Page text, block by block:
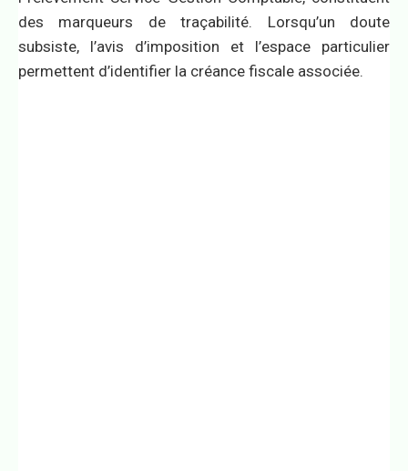
des marqueurs de traçabilité. Lorsqu’un doute
subsiste, l’avis d’imposition et l’espace particulier
permettent d’identifier la créance fiscale associée.